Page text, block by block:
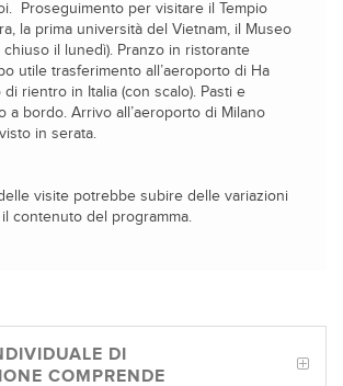
Proseguimento per visitare il Tempio
la prima università del Vietnam, il Museo
il lunedì). Pranzo in ristorante
utile trasferimento all’aeroporto di Ha
rientro in Italia (con scalo). Pasti e
a bordo. Arrivo all’aeroporto di Milano
in serata.
delle visite potrebbe subire delle variazioni
contenuto del programma.
DI
COMPRENDE